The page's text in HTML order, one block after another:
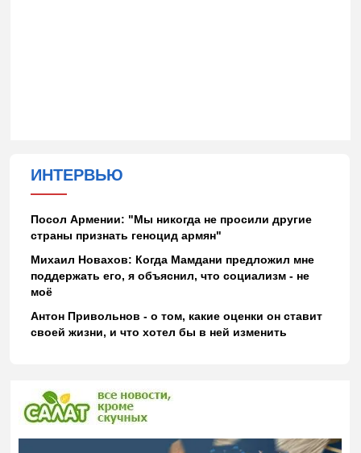
ИНТЕРВЬЮ
Посол Армении: "Мы никогда не просили другие
страны признать геноцид армян"
Михаил Новахов: Когда Мамдани предложил мне
поддержать его, я объяснил, что социализм - не
моё
Антон Привольнов - о том, какие оценки он ставит
своей жизни, и что хотел бы в ней изменить